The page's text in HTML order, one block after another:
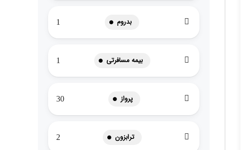
بدروم 1
بیمه مسافرتی 1
پرواز 30
ترابزون 2